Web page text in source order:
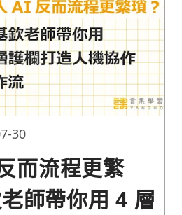
30
而流程更繁
師帶你用 4 層